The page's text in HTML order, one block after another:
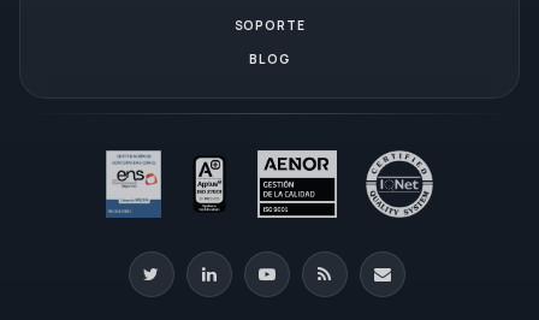
SOPORTE
BLOG